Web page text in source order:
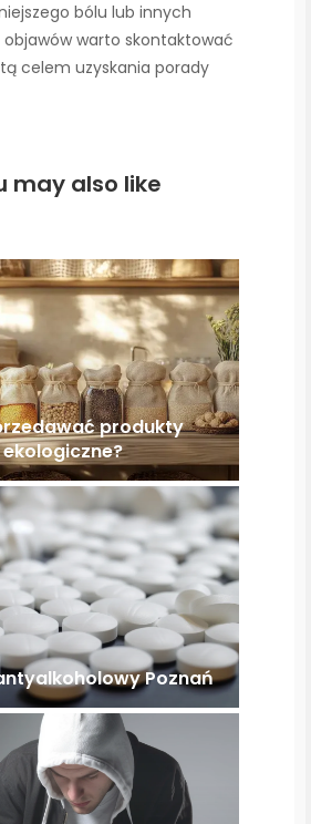
bólu lub innych
warto skontaktować
celem uzyskania porady
may also like
produkty
ekologiczne?
Poznań